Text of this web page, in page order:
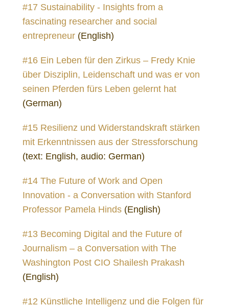
#17 Sustainability - Insights from a
fascinating researcher and social
entrepreneur (English)
#16 Ein Leben für den Zirkus – Fredy Knie
über Disziplin, Leidenschaft und was er von
seinen Pferden fürs Leben gelernt hat
(German)
#15 Resilienz und Widerstandskraft stärken
mit Erkenntnissen aus der Stressforschung
(text: English, audio: German)
#14 The Future of Work and Open
Innovation - a Conversation with Stanford
Professor Pamela Hinds (English)
#13 Becoming Digital and the Future of
Journalism – a Conversation with The
Washington Post CIO Shailesh Prakash
(English)
#12 Künstliche Intelligenz und die Folgen für